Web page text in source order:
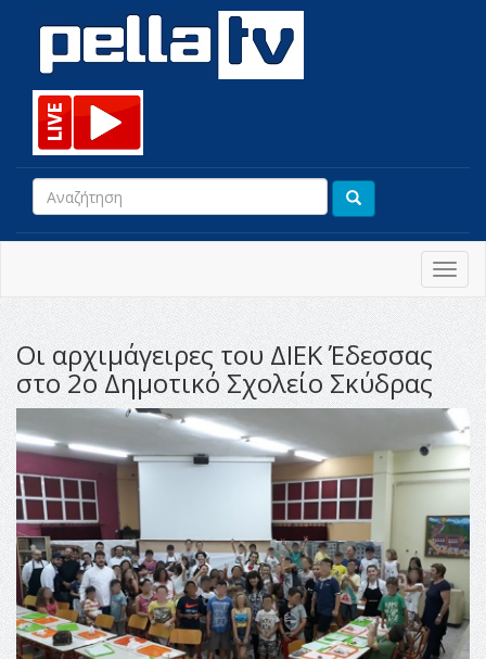
Οι αρχιμάγειρες του ΔΙΕΚ Έδεσσας
στο 2ο Δημοτικό Σχολείο Σκύδρας